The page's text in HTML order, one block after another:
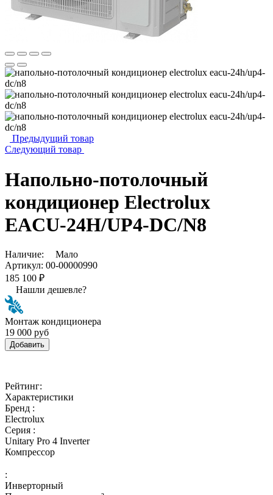
Предыдущий товар
Следующий товар
Напольно-потолочный
кондиционер Electrolux
EACU-24H/UP4-DC/N8
Наличие:
Мало
Артикул: 00-00000990
185 100 ₽
Нашли дешевле?
Монтаж кондиционера
19 000 руб
Добавить
Рейтинг:
Характеристики
Бренд :
Electrolux
Серия :
Unitary Pro 4 Inverter
Компрессор
:
Инверторный